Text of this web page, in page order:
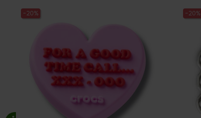
-20% -20%